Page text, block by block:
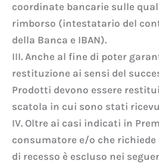
coordinate bancarie sulle
rimborso (intestatario del
della Banca e IBAN).
III. Anche al fine di poter
restituzione ai sensi del
Prodotti devono essere
scatola in cui sono stati
IV. Oltre ai casi indicati in
consumatore e/o che
di recesso è escluso nei